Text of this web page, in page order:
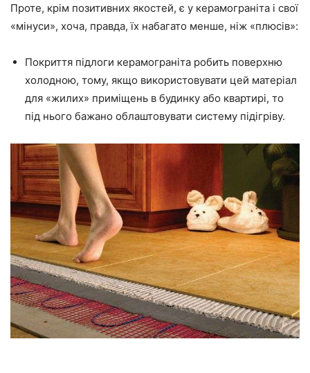
Проте, крім позитивних якостей, є у керамограніта і свої
«мінуси», хоча, правда, їх набагато менше, ніж «плюсів»:
Покриття підлоги керамограніта робить поверхню
холодною, тому, якщо використовувати цей матеріал
для «жилих» приміщень в будинку або квартирі, то
під нього бажано облаштовувати систему підігріву.